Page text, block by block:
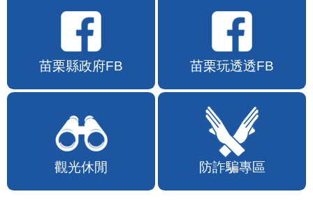
苗栗縣政府FB 苗栗玩透透FB
觀光休閒 防詐騙專區